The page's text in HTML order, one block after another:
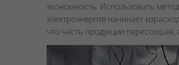
экономность. Использовать
электроэнергия начинает
что часть продукции пересохшая,